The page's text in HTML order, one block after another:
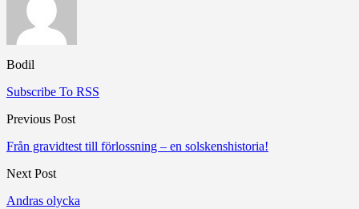
Bodil
Subscribe To RSS
Previous Post
Från gravidtest till förlossning – en solskenshistoria!
Next Post
Andras olycka